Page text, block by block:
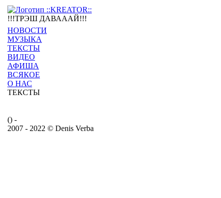
!!!ТРЭШ ДАВАААЙ!!!
НОВОСТИ
МУЗЫКА
ТЕКСТЫ
ВИДЕО
АФИША
ВСЯКОЕ
О НАС
ТЕКСТЫ
() -
2007 - 2022 © Denis Verba